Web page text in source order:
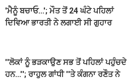
'ਮੈਨੂੰ ਬਚਾਓ...'; ਮੌਤ ਤੋਂ 24 ਘੰਟੇ ਪਹਿਲਾਂ
ਦਿਵਿਆ ਭਾਰਤੀ ਨੇ ਲਗਾਈ ਸੀ ਗੁਹਾਰ
''ਲੋਕਾਂ ਨੂੰ ਭੜਕਾਉਣ ਸਭ ਤੋਂ ਪਹਿਲਾਂ ਪਹੁੰਚਦੇ
ਹਨ...''; ਰਾਹੁਲ ਗਾਂਧੀ ''ਤੇ ਕੰਗਨਾ ਰਣੌਤ ਨੇ